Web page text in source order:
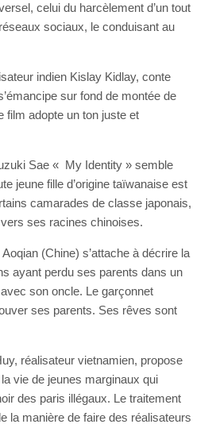
celui du harcèlement d’un tout
sociaux, le conduisant au
indien Kislay Kidlay, conte
sur fond de montée de
film adopte un ton juste et
Sae « My Identity » semble
jeune fille d’origine taïwanaise est
camarades de classe japonais,
ses racines chinoises.
(Chine) s’attache à décrire la
ayant perdu ses parents dans un
son oncle. Le garçonnet
ses parents. Ses rêves sont
réalisateur vietnamien, propose
vie de jeunes marginaux qui
des paris illégaux. Le traitement
la manière de faire des réalisateurs